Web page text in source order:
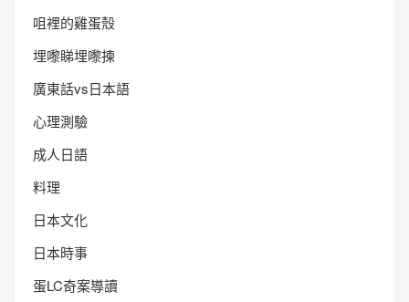
咀裡的雞蛋殼
埋嚟睇埋嚟揀
廣東話vs日本語
心理測驗
成人日語
料理
日本文化
日本時事
蛋LC奇案導讀